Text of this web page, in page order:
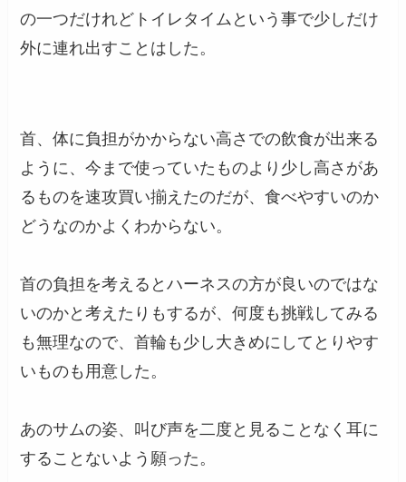
の一つだけれどトイレタイムという事で少しだけ
外に連れ出すことはした。
首、体に負担がかからない高さでの飲食が出来る
ように、今まで使っていたものより少し高さがあ
るものを速攻買い揃えたのだが、食べやすいのか
どうなのかよくわからない。
首の負担を考えるとハーネスの方が良いのではな
いのかと考えたりもするが、何度も挑戦してみる
も無理なので、首輪も少し大きめにしてとりやす
いものも用意した。
あのサムの姿、叫び声を二度と見ることなく耳に
することないよう願った。